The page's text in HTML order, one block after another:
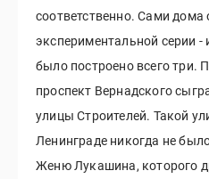
соответственно. Сами дома
экспериментальной серии -
было построено всего три.
проспект Вернадского
улицы Строителей. Такой
Ленинграде никогда не
Женю Лукашина, которого